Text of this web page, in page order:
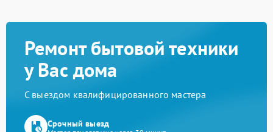
Ремонт бытовой техники
у Вас дома
С выездом квалифицированного мастера
Срочный выезд